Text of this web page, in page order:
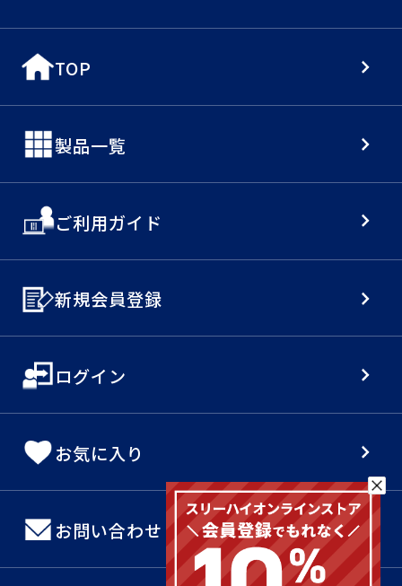
TOP
製品一覧
ご利用ガイド
新規会員登録
ログイン
お気に入り
お問い合わせ